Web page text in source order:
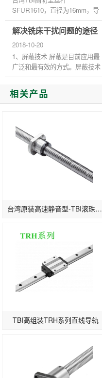
SFUR1610，直径为16mm，导
程为10mm，螺母对称安装孔的
距离为38mm.滚珠丝杠螺母副和
其他滚动摩擦的传动元件一样，
为避免硬质灰尘或切屑污...
解决铣床干扰问题的途径
2018-10-20
1、屏蔽技术 屏蔽是目前应用最
广泛和最有效的方式。屏蔽技术
切断电磁辐射的传输路径，常用
金属材料或者磁性材料需要对周
围区域进行屏蔽，使屏蔽体...
相关产品
台湾原装高速静音型-TBI滚珠丝杆SFS3232-1.8/2.8
TBI高组装TRH系列直线导轨